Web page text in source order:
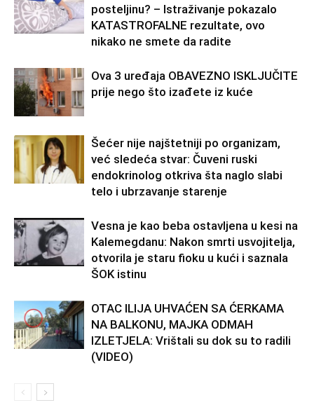
posteljinu? – Istraživanje pokazalo
KATASTROFALNE rezultate, ovo
nikako ne smete da radite
Ova 3 uređaja OBAVEZNO ISKLJUČITE
prije nego što izađete iz kuće
Šećer nije najštetniji po organizam,
već sledeća stvar: Čuveni ruski
endokrinolog otkriva šta naglo slabi
telo i ubrzavanje starenje
Vesna je kao beba ostavljena u kesi na
Kalemegdanu: Nakon smrti usvojitelja,
otvorila je staru fioku u kući i saznala
ŠOK istinu
OTAC ILIJA UHVAĆEN SA ĆERKAMA
NA BALKONU, MAJKA ODMAH
IZLETJELA: Vrištali su dok su to radili
(VIDEO)